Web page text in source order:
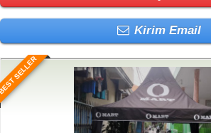
Kirim Email
SELLER